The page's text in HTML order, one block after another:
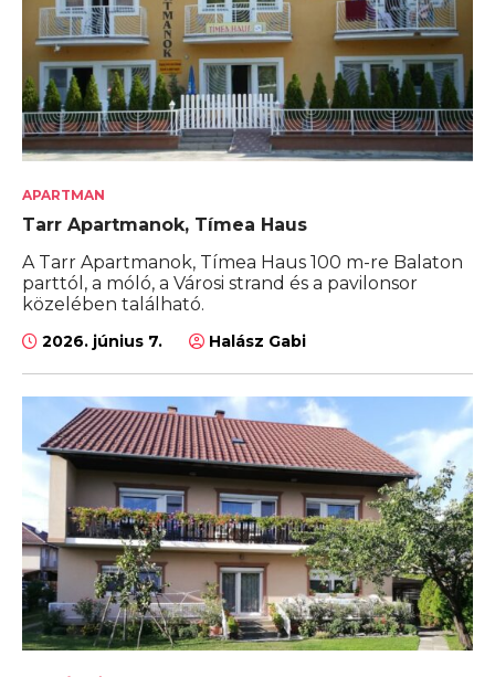
APARTMAN
Tarr Apartmanok, Tímea Haus
A Tarr Apartmanok, Tímea Haus 100 m-re Balaton
parttól, a móló, a Városi strand és a pavilonsor
közelében található.
2026. június 7. Halász Gabi